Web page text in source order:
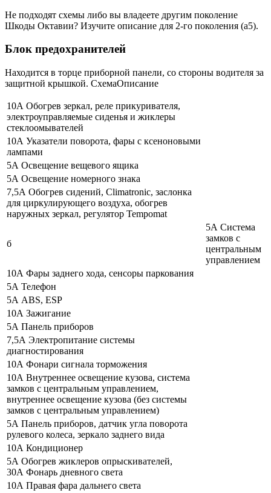
Не подходят схемы либо вы владеете другим поколение
Шкоды Октавии? Изучите описание для 2-го поколения (а5).
Блок предохранителей
Находится в торце приборной панели, со стороны водителя за
защитной крышкой. СхемаОписание
10А Обогрев зеркал, реле прикуривателя,
электроуправляемые сиденья и жиклеры
стеклоомывателей
10А Указатели поворота, фары с ксеноновыми
лампами
5А Освещение вещевого ящика
5А Освещение номерного знака
7,5А Обогрев сидений, Climatronic, заслонка
для циркулирующего воздуха, обогрев
наружных зеркал, регулятор Tempomat
б
5А Система
замков с
центральным
управлением
10А Фары заднего хода, сенсоры паркования
5А Телефон
5А ABS, ESP
10А Зажигание
5А Панель приборов
7,5А Электропитание системы
диагностирования
10А Фонари сигнала торможения
10А Внутреннее освещение кузова, система
замков с центральным управлением,
внутреннее освещение кузова (без системы
замков с центральным управлением)
5А Панель приборов, датчик угла поворота
рулевого колеса, зеркало заднего вида
10А Кондиционер
5А Обогрев жиклеров опрыскивателей,
30А Фонарь дневного света
10А Правая фара дальнего света